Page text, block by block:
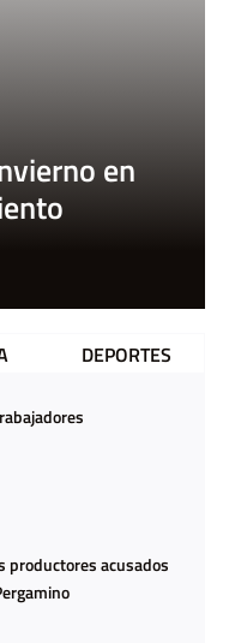
en
DEPORTES
productores acusados